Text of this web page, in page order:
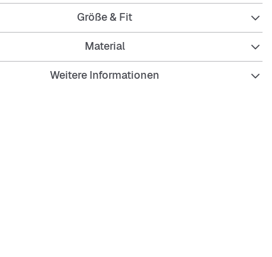
Größe & Fit
Material
Weitere Informationen